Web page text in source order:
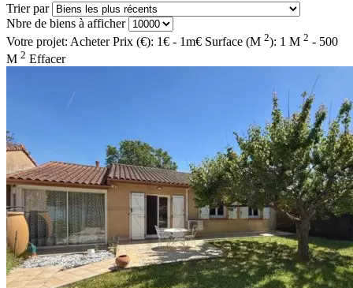
Trier par
Nbre de biens à afficher
Votre projet: AcheterPrix (€): 1€ - 1m€ Surface (M 2): 1 M 2 - 500
M 2 Effacer